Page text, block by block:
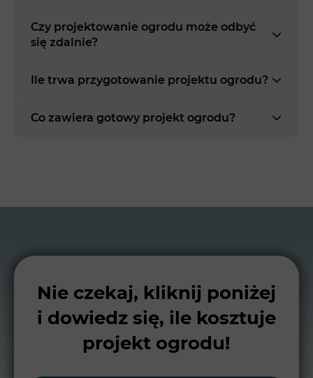
Czy projektowanie ogrodu może odbyć
się zdalnie?
Ile trwa przygotowanie projektu ogrodu?
Co zawiera gotowy projekt ogrodu?
Nie czekaj, kliknij poniżej
i dowiedz się, ile kosztuje
projekt ogrodu!